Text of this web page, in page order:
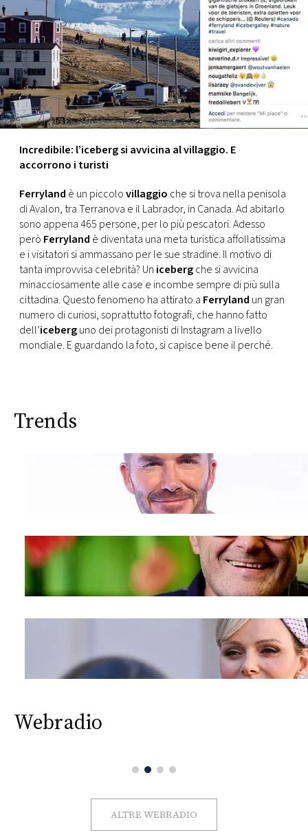
VIDEO
TV
PRINCIPATO
DI
MONACO
RMC
CONSIGLIA
Incredibile: l’iceberg si avvicina al villaggio. E
accorrono i turisti
Ferryland è un piccolovillaggio che si trova nella penisola
di Avalon, tra Terranova e il Labrador, in Canada. Ad abitarlo
sono appena 465 persone, per lo più pescatori. Adesso
però Ferryland è diventata una meta turistica affollatissima
e i visitatori si ammassano per le sue stradine. Il motivo di
tanta improvvisa celebrità? Un icebergche si avvicina
minacciosamente alle case e incombe sempre di più sulla
cittadina. Questo fenomeno ha attirato a Ferryland un gran
numero di curiosi, soprattutto fotografi, che hanno fatto
dell’iceberguno dei protagonisti di Instagram a livello
mondiale. E guardando la foto, si capisce bene il perché.
Trends
Webradio
ALTRE WEBRADIO